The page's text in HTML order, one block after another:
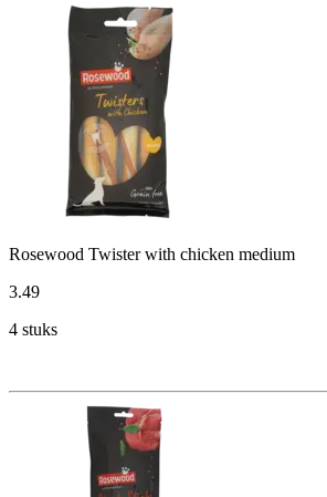
Rosewood Twister with chicken medium
3.49
4 stuks